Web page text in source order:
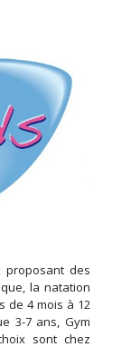
proposant des
la natation
de 4 mois à 12
3-7 ans, Gym
sont chez